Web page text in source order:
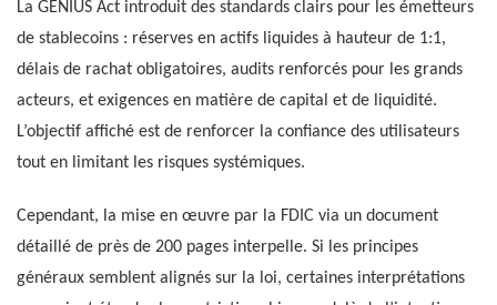
La GENIUS Act introduit des standards clairs pour les émetteurs
de stablecoins : réserves en actifs liquides à hauteur de 1:1,
délais de rachat obligatoires, audits renforcés pour les grands
acteurs, et exigences en matière de capital et de liquidité.
L’objectif affiché est de renforcer la confiance des utilisateurs
tout en limitant les risques systémiques.
Cependant, la mise en œuvre par la FDIC via un document
détaillé de près de 200 pages interpelle. Si les principes
généraux semblent alignés sur la loi, certaines interprétations